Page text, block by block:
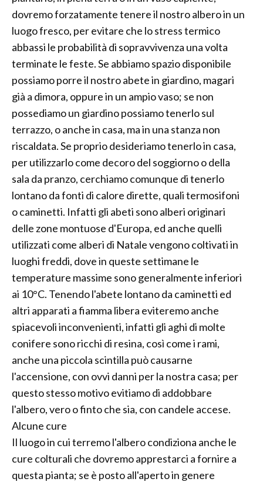
dovremo forzatamente tenere il nostro albero in un
luogo fresco, per evitare che lo stress termico
abbassi le probabilità di sopravvivenza una volta
terminate le feste. Se abbiamo spazio disponibile
possiamo porre il nostro abete in giardino, magari
già a dimora, oppure in un ampio vaso; se non
possediamo un giardino possiamo tenerlo sul
terrazzo, o anche in casa, ma in una stanza non
riscaldata. Se proprio desideriamo tenerlo in casa,
per utilizzarlo come decoro del soggiorno o della
sala da pranzo, cerchiamo comunque di tenerlo
lontano da fonti di calore dirette, quali termosifoni
o caminetti. Infatti gli abeti sono alberi originari
delle zone montuose d'Europa, ed anche quelli
utilizzati come alberi di Natale vengono coltivati in
luoghi freddi, dove in queste settimane le
temperature massime sono generalmente inferiori
ai 10°C. Tenendo l'abete lontano da caminetti ed
altri apparati a fiamma libera eviteremo anche
spiacevoli inconvenienti, infatti gli aghi di molte
conifere sono ricchi di resina, così come i rami,
anche una piccola scintilla può causarne
l'accensione, con ovvi danni per la nostra casa; per
questo stesso motivo evitiamo di addobbare
l'albero, vero o finto che sia, con candele accese.
Alcune cure
Il luogo in cui terremo l'albero condiziona anche le
cure colturali che dovremo apprestarci a fornire a
questa pianta; se è posto all'aperto in genere